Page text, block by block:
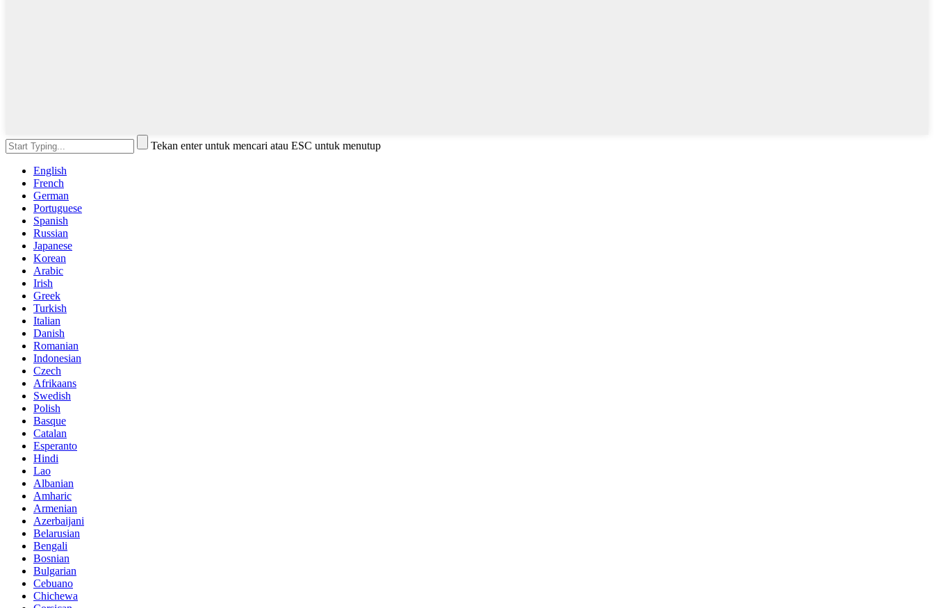
Tekan enter untuk mencari atau ESC untuk menutup
English
French
German
Portuguese
Spanish
Russian
Japanese
Korean
Arabic
Irish
Greek
Turkish
Italian
Danish
Romanian
Indonesian
Czech
Afrikaans
Swedish
Polish
Basque
Catalan
Esperanto
Hindi
Lao
Albanian
Amharic
Armenian
Azerbaijani
Belarusian
Bengali
Bosnian
Bulgarian
Cebuano
Chichewa